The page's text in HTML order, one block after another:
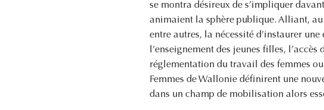
se montra désireux de s’impliquer
animaient la sphère publique. Alliant,
entre autres, la nécessité d’instaurer
l’enseignement des jeunes filles,
réglementation du travail des femmes
Femmes de Wallonie définirent une
dans un champ de mobilisation alors